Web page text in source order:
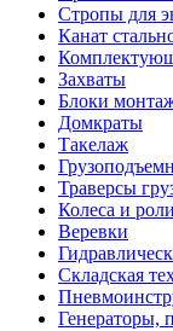
Стропы для
Канат
Захваты
Блоки
Домкраты
Такелаж
Траверсы
Колеса и
Веревки
Складская
Генераторы,